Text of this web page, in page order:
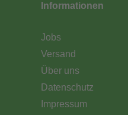
Informationen
Jobs
Versand
Über uns
Datenschutz
Impressum